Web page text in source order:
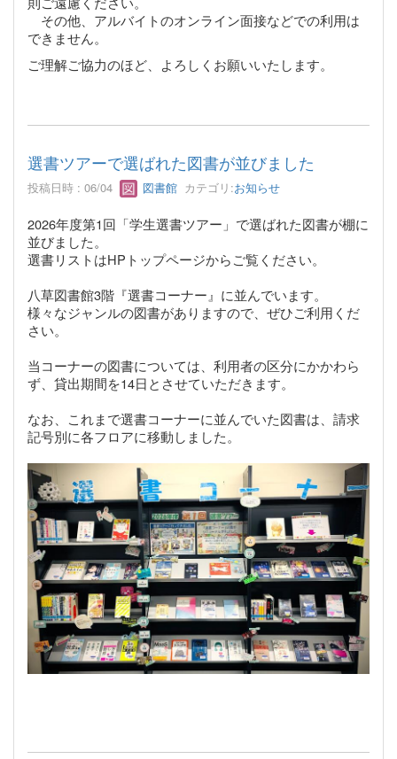
その他、アルバイトのオンライン面接などでの利用は
できません。
ご理解ご協力のほど、よろしくお願いいたします。
選書ツアーで選ばれた図書が並びました
投稿日時 : 06/04 図書館 カテゴリ:お知らせ
2026年度第1回「学生選書ツアー」で選ばれた図書が棚に
並びました。
選書リストはHPトップページからご覧ください。
八草図書館3階『選書コーナー』 に並んでいます。
様々なジャンルの図書がありますので、ぜひご利用くだ
さい。
当コーナーの図書については、利用者の区分にかかわら
ず、貸出期間を14日とさせていただきます。
なお、これまで選書コーナーに並んでいた図書は、請求
記号別に各フロアに移動しました。